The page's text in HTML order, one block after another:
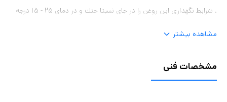
. شرایط نگهداری اين روغن را در جاي نسبتا خنك و در دماي ۲۵ - ۱۵ درجه
مشاهده بیشتر
مشخصات فنی